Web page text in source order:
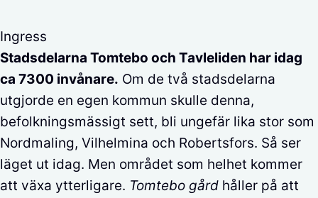
Ingress
Stadsdelarna Tomtebo och Tavleliden har idag
ca 7300 invånare. Om de två stadsdelarna
utgjorde en egen kommun skulle denna,
befolkningsmässigt sett, bli ungefär lika stor som
Nordmaling, Vilhelmina och Robertsfors. Så ser
läget ut idag. Men området som helhet kommer
att växa ytterligare. Tomtebo gård håller på att